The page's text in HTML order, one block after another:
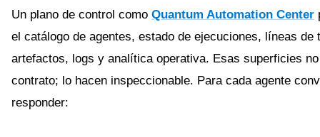
Un plano de control como Quantum Automation Center
el catálogo de agentes, estado de ejecuciones, líneas de
artefactos, logs y analítica operativa. Esas superficies
contrato; lo hacen inspeccionable. Para cada agente
responder: